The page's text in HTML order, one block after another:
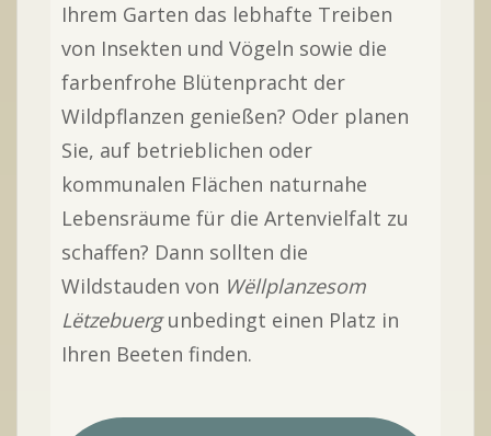
Ihrem Garten das lebhafte Treiben
von Insekten und Vögeln sowie die
farbenfrohe Blütenpracht der
Wildpflanzen genießen? Oder planen
Sie, auf betrieblichen oder
kommunalen Flächen naturnahe
Lebensräume für die Artenvielfalt zu
schaffen? Dann sollten die
Wildstauden von Wëllplanzesom
Lëtzebuergunbedingt einen Platz in
Ihren Beeten finden.